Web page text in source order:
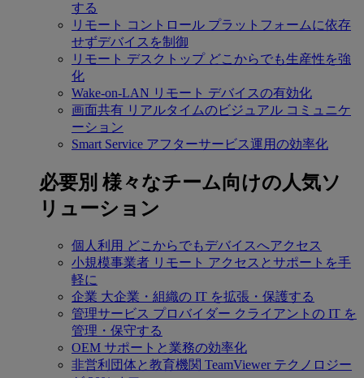
する
リモート コントロール プラットフォームに依存
せずデバイスを制御
リモート デスクトップ どこからでも生産性を強
化
Wake-on-LAN リモート デバイスの有効化
画面共有 リアルタイムのビジュアル コミュニケ
ーション
Smart Service アフターサービス運用の効率化
必要別 様々なチーム向けの人気ソ
リューション
個人利用 どこからでもデバイスへアクセス
小規模事業者 リモート アクセスとサポートを手
軽に
企業 大企業・組織の IT を拡張・保護する
管理サービス プロバイダー クライアントの IT を
管理・保守する
OEM サポートと業務の効率化
非営利団体と教育機関 TeamViewer テクノロジー